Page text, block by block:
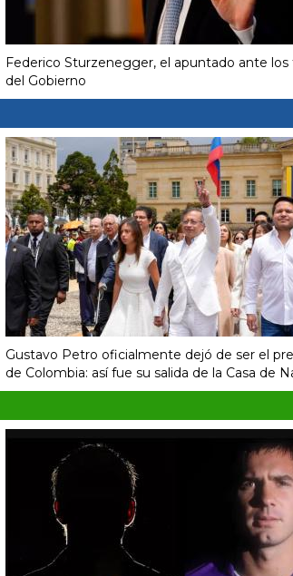
Federico Sturzenegger, el apuntado ante los
del Gobierno
Gustavo Petro oficialmente dejó de ser el
de Colombia: así fue su salida de la Casa de